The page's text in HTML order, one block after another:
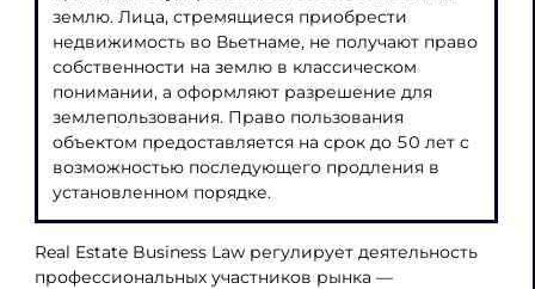
землю. Лица, стремящиеся приобрести
недвижимость во Вьетнаме, не получают право
собственности на землю в классическом
понимании, а оформляют разрешение для
землепользования. Право пользования
объектом предоставляется на срок до 50 лет с
возможностью последующего продления в
установленном порядке.
Real Estate Business Law регулирует деятельность
профессиональных участников рынка —